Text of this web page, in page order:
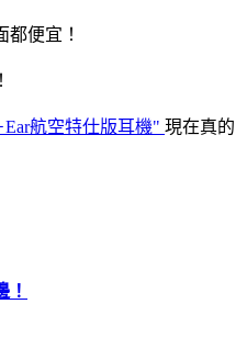
便宜！
Ear航空特仕版耳機" 現在真的
！